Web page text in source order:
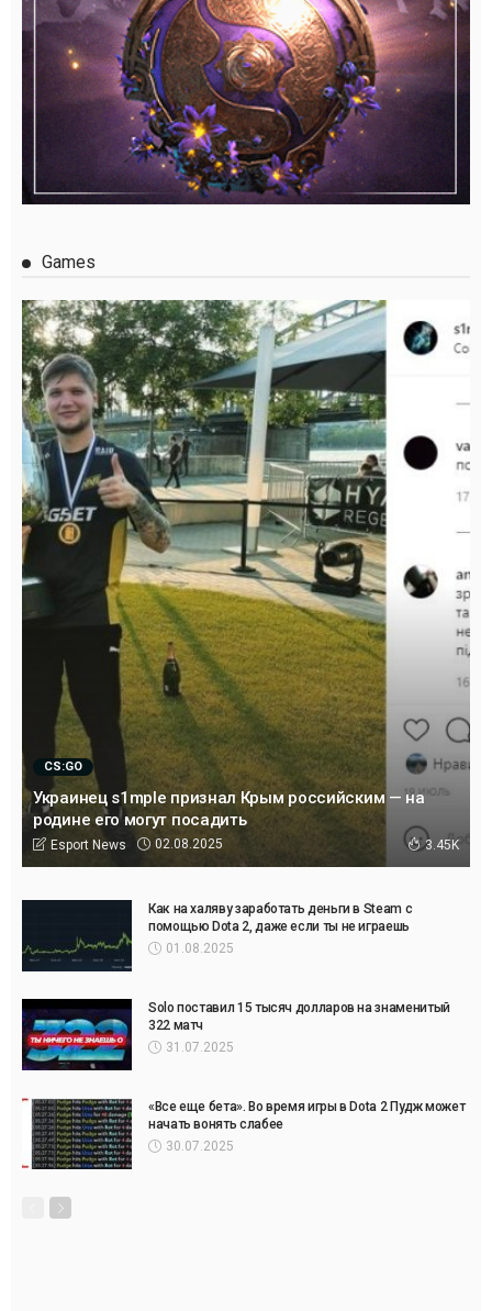
Games
CS:GO
Украинец s1mple признал Крым российским — на
родине его могут посадить
Esport News 02.08.2025 3.45K
Как на халяву заработать деньги в Steam с
помощью Dota 2, даже если ты не играешь
01.08.2025
Solo поставил 15 тысяч долларов на знаменитый
322 матч
31.07.2025
«Все еще бета». Во время игры в Dota 2 Пудж может
начать вонять слабее
30.07.2025